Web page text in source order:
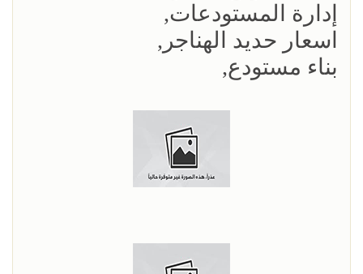
إدارة المستودعات,
اسعار حديد الهناجر,
بناء مستودع,